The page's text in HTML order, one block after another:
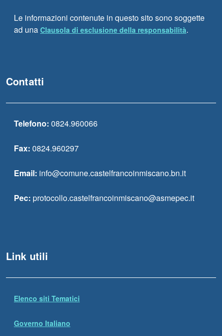
Le informazioni contenute in questo sito sono soggette
ad una Clausola di esclusione della responsabilità.
Contatti
Telefono: 0824.960066
Fax: 0824.960297
Email: info@comune.castelfrancoinmiscano.bn.it
Pec: protocollo.castelfrancoinmiscano@asmepec.it
Link utili
Elenco siti Tematici
Governo Italiano